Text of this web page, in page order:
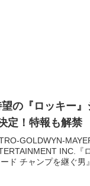
の『ロッキー
定！特報も解禁
GOLDWYN-
INC.『
ド チャンプを継ぐ男